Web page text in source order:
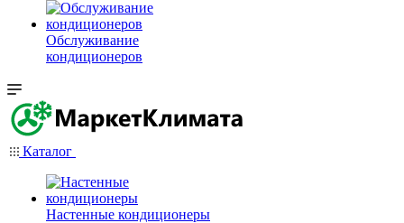
Обслуживание
кондиционеров
Каталог
Настенные кондиционеры